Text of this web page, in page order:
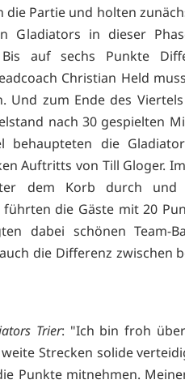
die Partie und holten
Gladiators in dieser
auf sechs Punkte
Christian Held
Und zum Ende des
nach 30 gespielten
behaupteten die
Auftritts von Till Gloger.
dem Korb durch und
die Gäste mit 20
dabei schönen Team-
die Differenz zwischen
Trier: "Ich bin froh
Strecken solide
Punkte mitnehmen.